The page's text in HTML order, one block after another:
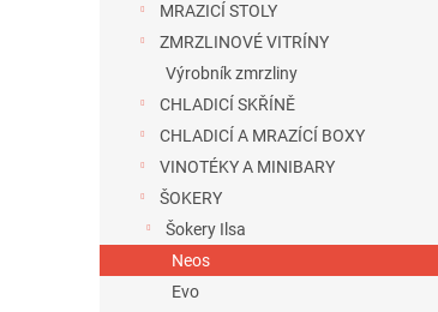
MRAZICÍ STOLY
ZMRZLINOVÉ VITRÍNY
Výrobník zmrzliny
CHLADICÍ SKŘÍNĚ
CHLADICÍ A MRAZÍCÍ BOXY
VINOTÉKY A MINIBARY
ŠOKERY
Šokery Ilsa
Neos
Evo